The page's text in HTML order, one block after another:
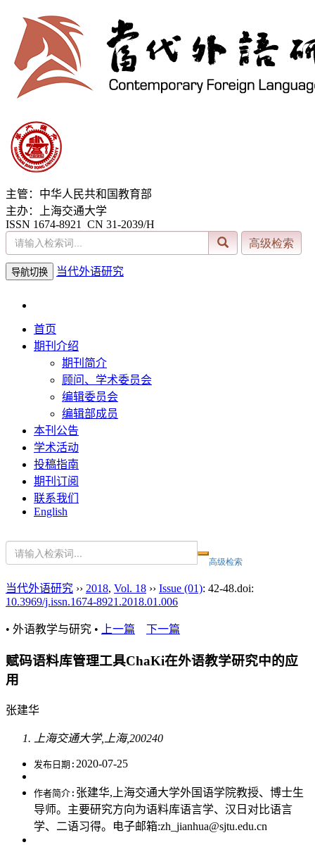
主管：中华人民共和国教育部
主办：上海交通大学
ISSN 1674-8921 CN 31-2039/H
导航切换 当代外语研究
首页
期刊介绍
期刊简介
顾问、学术委员会
编辑委员会
编辑部成员
本刊公告
学术活动
投稿指南
期刊订阅
联系我们
English
当代外语研究 ›› 2018, Vol. 18 ›› Issue (01): 42-48.doi:
10.3969/j.issn.1674-8921.2018.01.006
• 外语教学与研究 • 上一篇 下一篇
赋码语料库管理工具ChaKi在外语教学研究中的应
用
张建华
上海交通大学,上海,200240
发布日期: 2020-07-25
作者简介: 张建华,上海交通大学外国语学院教授、博士生
导师。主要研究方向为语料库语言学、汉日对比语言
学、二语习得。电子邮箱:zh_jianhua@sjtu.edu.cn